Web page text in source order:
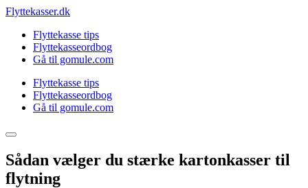
Skip
content
Flyttekasser.dk
Flyttekasse tips
Flyttekasseordbog
Gå til gomule.com
Flyttekasse tips
Flyttekasseordbog
Gå til gomule.com
Sådan vælger du stærke kartonkasser til
flytning